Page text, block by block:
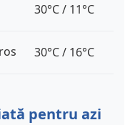
30°C / 11°C
30°C / 16°C
pentru azi